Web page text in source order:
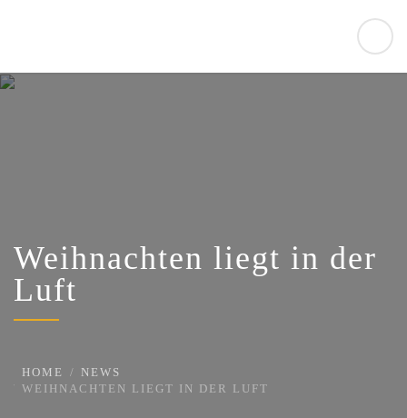
Weihnachten liegt in der
Luft
HOME
NEWS
WEIHNACHTEN LIEGT IN DER LUFT